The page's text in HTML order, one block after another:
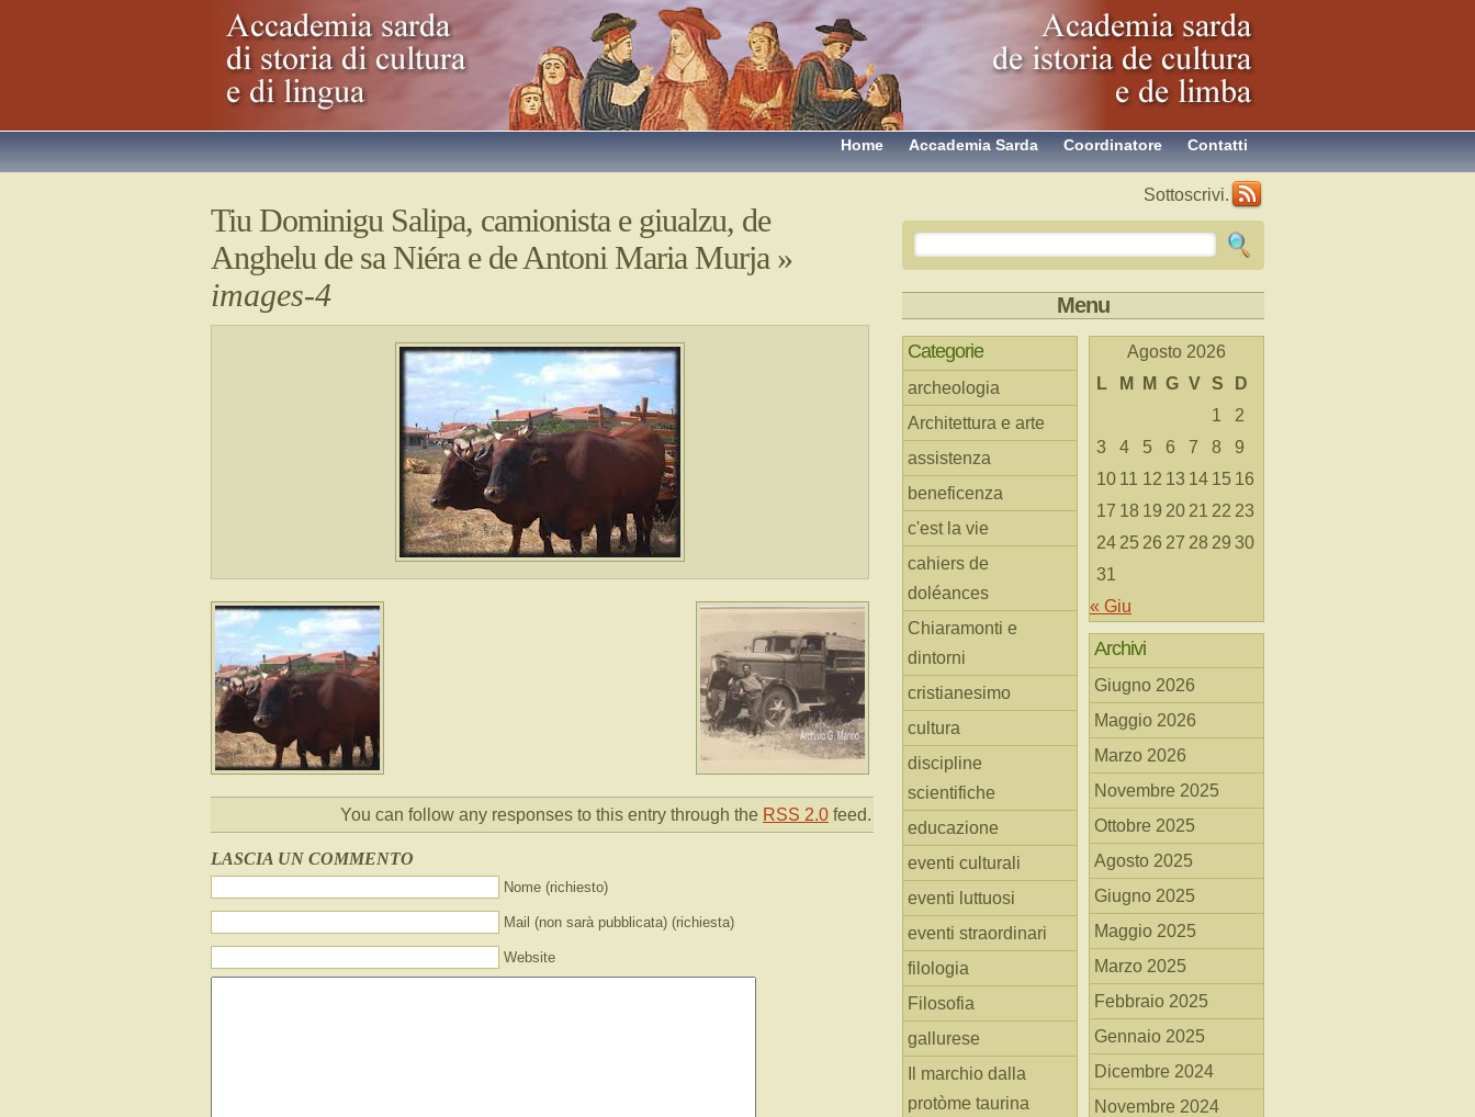
Contatti
Coordinatore
Accademia Sarda
Home
Tiu Dominigu Salipa, camionista e giualzu, de
Anghelu de sa Niéra e de Antoni Maria Murja »
images-4
You can follow any responses to this entry through the RSS 2.0 feed.
LASCIA UN COMMENTO
Nome (richiesto)
Mail (non sarà pubblicata) (richiesta)
Website
Sottoscrivi.
Menu
Categorie
archeologia
Architettura e arte
assistenza
beneficenza
c'est la vie
cahiers de
doléances
Chiaramonti e
dintorni
cristianesimo
cultura
discipline
scientifiche
educazione
eventi culturali
eventi luttuosi
eventi straordinari
filologia
Filosofia
gallurese
Il marchio dalla
protòme taurina
Agosto 2026
L
M M G V S
D
1
2
3
4 5 6 7 8
9
10 11 12 13 14 15 16
17 18 19 20 21 22 23
24 25 26 27 28 29 30
31
« Giu
Archivi
Giugno 2026
Maggio 2026
Marzo 2026
Novembre 2025
Ottobre 2025
Agosto 2025
Giugno 2025
Maggio 2025
Marzo 2025
Febbraio 2025
Gennaio 2025
Dicembre 2024
Novembre 2024